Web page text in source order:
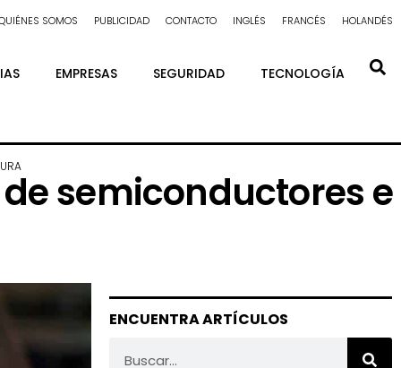
SOMOS PUBLICIDAD CONTACTO INGLÉS FRANCÉS HOLANDÉS
EMPRESAS SEGURIDAD TECNOLOGÍA
semiconductores e
ENCUENTRA ARTÍCULOS